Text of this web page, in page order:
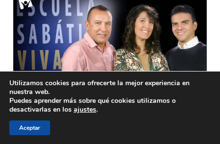
El anhelo de Dios en Sión – ESV
Utilizamos cookies para ofrecerte la mejor experiencia en
nuestra web.
Puedes aprender más sobre qué cookies utilizamos o
desactivarlas en los ajustes.
Aceptar